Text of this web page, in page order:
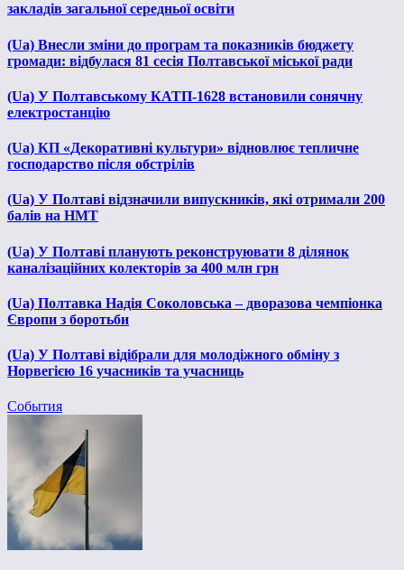
закладів загальної середньої освіти
(Ua) Внесли зміни до програм та показників бюджету
громади: відбулася 81 сесія Полтавської міської ради
(Ua) У Полтавському КАТП-1628 встановили сонячну
електростанцію
(Ua) КП «Декоративні культури» відновлює тепличне
господарство після обстрілів
(Ua) У Полтаві відзначили випускників, які отримали 200
балів на НМТ
(Ua) У Полтаві планують реконструювати 8 ділянок
каналізаційних колекторів за 400 млн грн
(Ua) Полтавка Надія Соколовська – дворазова чемпіонка
Європи з боротьби
(Ua) У Полтаві відібрали для молодіжного обміну з
Норвегією 16 учасників та учасниць
События